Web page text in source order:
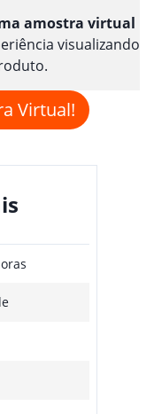
amostra virtual
visualizando
Virtual!